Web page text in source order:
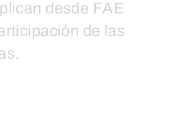
desde FAE
de las